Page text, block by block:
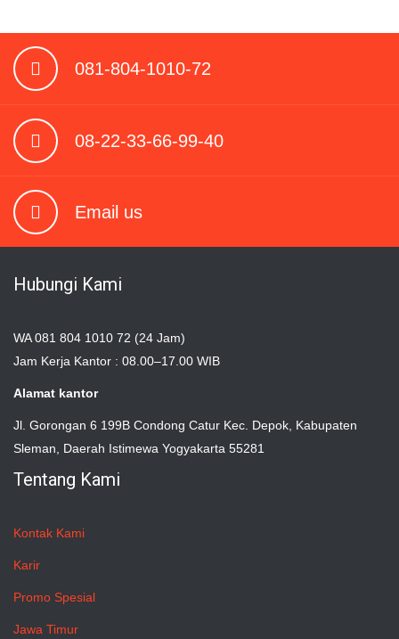
081-804-1010-72
08-22-33-66-99-40
Email us
Hubungi Kami
WA 081 804 1010 72 (24 Jam)
Jam Kerja Kantor : 08.00–17.00 WIB
Alamat kantor
Jl. Gorongan 6 199B Condong Catur Kec. Depok, Kabupaten
Sleman, Daerah Istimewa Yogyakarta 55281
Tentang Kami
Kontak Kami
Karir
Promo Spesial
Jawa Timur